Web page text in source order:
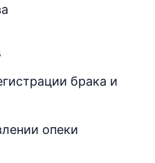
брака и
опеки